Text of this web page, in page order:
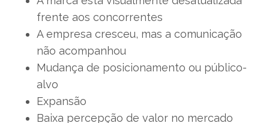
frente aos concorrentes
A empresa cresceu, mas a comunicação
não acompanhou
Mudança de posicionamento ou público-
alvo
Expansão
Baixa percepção de valor no mercado